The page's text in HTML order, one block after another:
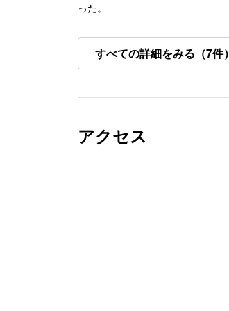
った。
すべての詳細をみる（7件）
アクセス